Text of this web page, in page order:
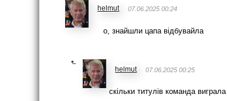
helmut 07.06.2025 00:24
о, знайшли цапа відбувайла
helmut 07.06.2025 00:25
скільки титулів команда